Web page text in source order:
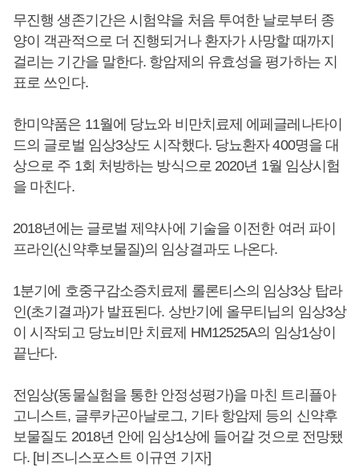
무진행 생존기간은 시험약을 처음 투여한 날로부터 종
양이 객관적으로 더 진행되거나 환자가 사망할 때까지
걸리는 기간을 말한다. 항암제의 유효성을 평가하는 지
표로 쓰인다.
한미약품은 11월에 당뇨와 비만치료제 에페글레나타이
드의 글로벌 임상3상도 시작했다. 당뇨환자 400명을 대
상으로 주 1회 처방하는 방식으로 2020년 1월 임상시험
을 마친다.
2018년에는 글로벌 제약사에 기술을 이전한 여러 파이
프라인(신약후보물질)의 임상결과도 나온다.
1분기에 호중구감소증치료제 롤론티스의 임상3상 탑라
인(초기결과)가 발표된다. 상반기에 올무티닙의 임상3상
이 시작되고 당뇨비만 치료제 HM12525A의 임상1상이
끝난다.
전임상(동물실험을 통한 안정성평가)을 마친 트리플아
고니스트, 글루카곤아날로그, 기타 항암제 등의 신약후
보물질도 2018년 안에 임상1상에 들어갈 것으로 전망됐
다. [비즈니스포스트 이규연 기자]